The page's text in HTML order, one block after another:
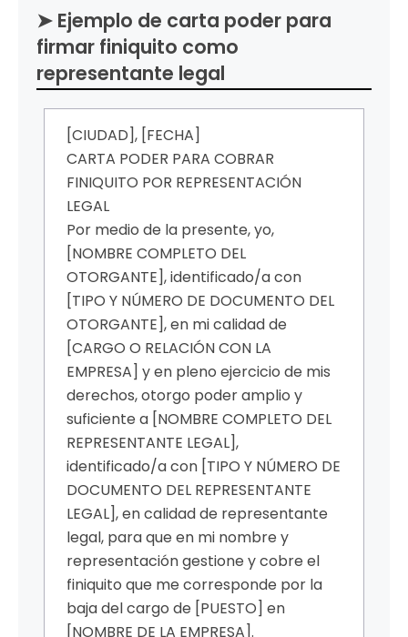
➤ Ejemplo de carta poder para
firmar finiquito como
representante legal
[CIUDAD], [FECHA]
CARTA PODER PARA COBRAR
FINIQUITO POR REPRESENTACIÓN
LEGAL
Por medio de la presente, yo,
[NOMBRE COMPLETO DEL
OTORGANTE], identificado/a con
[TIPO Y NÚMERO DE DOCUMENTO DEL
OTORGANTE], en mi calidad de
[CARGO O RELACIÓN CON LA
EMPRESA] y en pleno ejercicio de mis
derechos, otorgo poder amplio y
suficiente a [NOMBRE COMPLETO DEL
REPRESENTANTE LEGAL],
identificado/a con [TIPO Y NÚMERO DE
DOCUMENTO DEL REPRESENTANTE
LEGAL], en calidad de representante
legal, para que en mi nombre y
representación gestione y cobre el
finiquito que me corresponde por la
baja del cargo de [PUESTO] en
[NOMBRE DE LA EMPRESA].